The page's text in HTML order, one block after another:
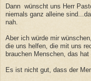
Dann wünscht uns Herr
niemals ganz alleine
nah.
Aber ich würde mir
die uns helfen, die mit uns
brauchen Menschen, das
Es ist nicht gut, dass der